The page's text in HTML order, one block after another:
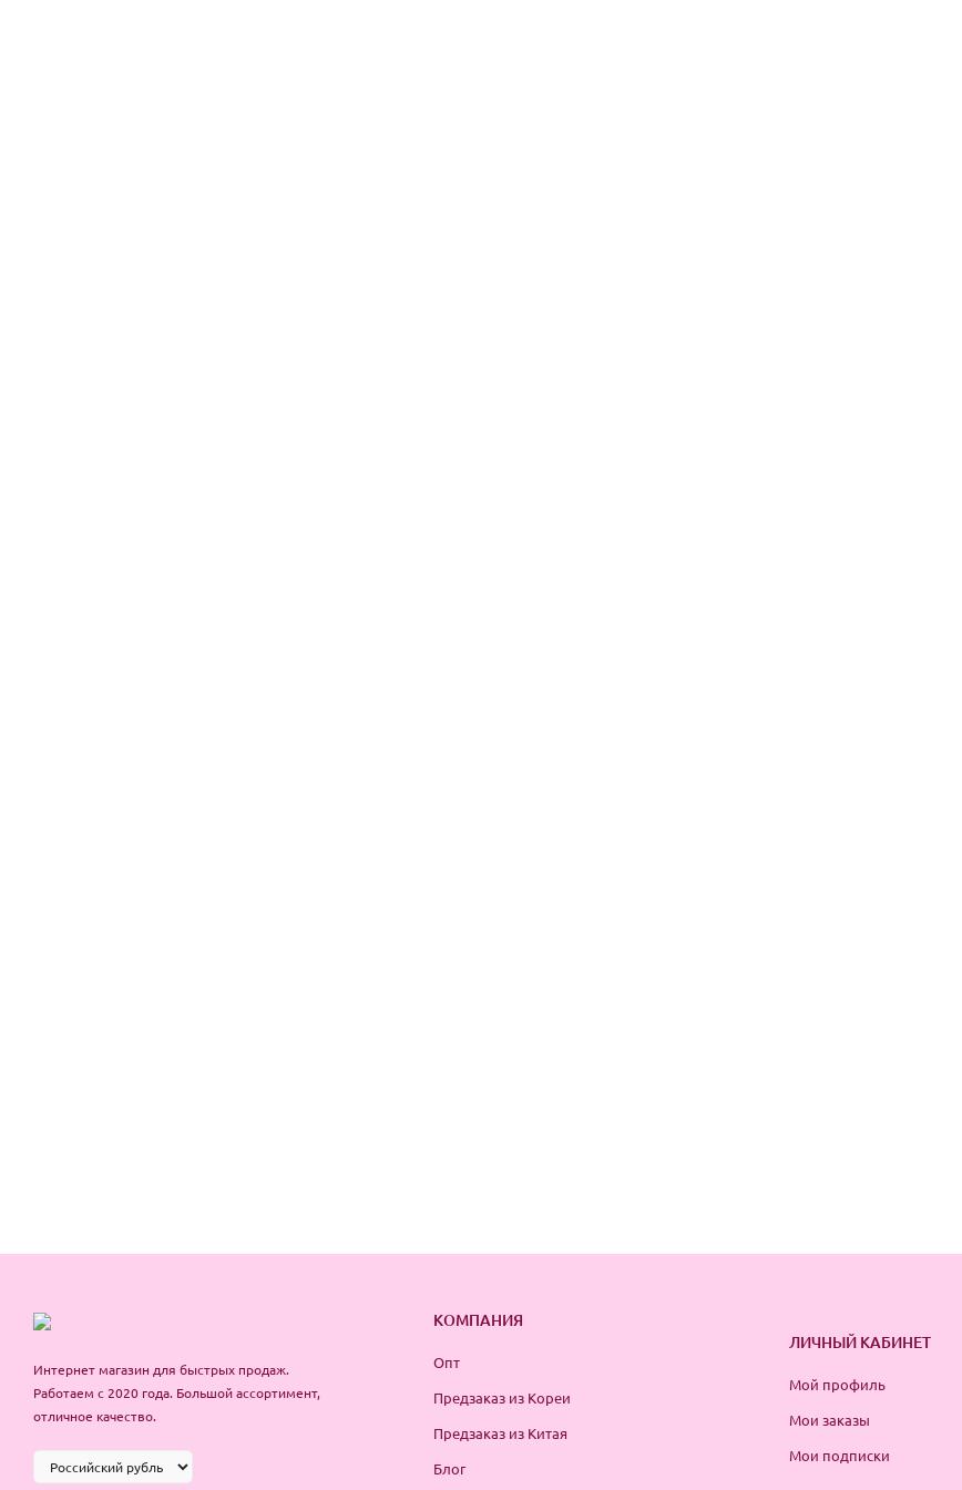
Интернет магазин для быстрых продаж.
Работаем с 2020 года. Большой ассортимент,
отличное качество.
КОМПАНИЯ
Опт
Предзаказ из Кореи
Предзаказ из Китая
Блог
ЛИЧНЫЙ КАБИНЕТ
Мой профиль
Мои заказы
Мои подписки